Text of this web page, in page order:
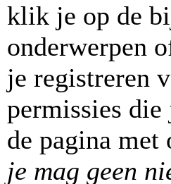
klik je op de
onderwerpen
je registreren
permissies
de pagina
je mag geen